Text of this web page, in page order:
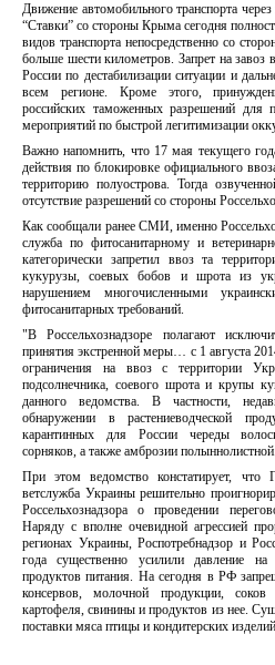
Движение автомобильного транспорта
“Ставки” со стороны Крыма сегодня
видов транспорта непосредственно со
больше шести километров. Запрет на
России по дестабилизации ситуации и
всем регионе. Кроме этого,
российских таможенных разрешений для
мероприятий по быстрой легитимизации
Важно напомнить, что 17 мая текущего
действия по блокировке официального
территорию полуострова. Тогда
отсутствие разрешений со стороны
Как сообщали ранее СМИ, именно
служба по фитосанитарному и
категорически запретил ввоз та
кукурузы, соевых бобов и шрота из
нарушением многочисленными
фитосанитарных требований.
"В Россельхознадзоре полагают
принятия экстренной меры… с 1 августа
ограничения на ввоз с территории
подсолнечника, соевого шрота и крупы
данного ведомства. В частности,
обнаружении в растениеводческой
карантинных для России череды
сорняков, а также амброзии полыннолистной.
При этом ведомство констатирует, что
ветслужба Украины решительно
Россельхознадзора о проведении
Наряду с вполне очевидной агрессией
регионах Украины, Роспотребнадзор и
года существенно усилили давление
продуктов питания. На сегодня в РФ
консервов, молочной продукции,
картофеля, свинины и продуктов из нее.
поставки мяса птицы и кондитерских